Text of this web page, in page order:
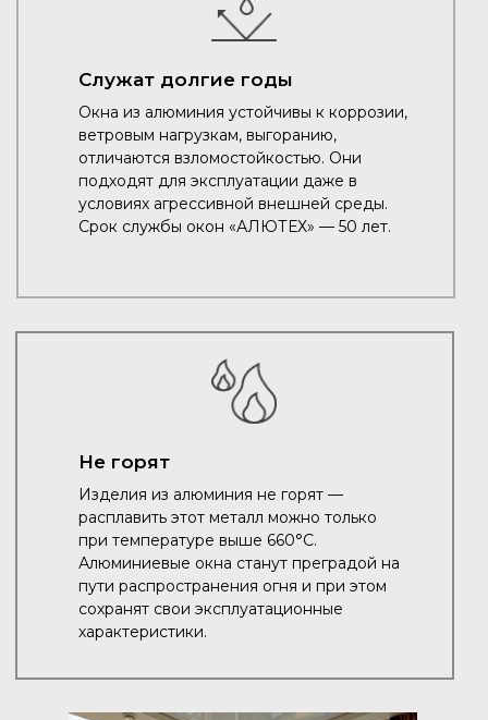
Служат долгие годы
Окна из алюминия устойчивы к коррозии,
ветровым нагрузкам, выгоранию,
отличаются взломостойкостью. Они
подходят для эксплуатации даже в
условиях агрессивной внешней среды.
Срок службы окон «АЛЮТЕХ» — 50 лет.
Не горят
Изделия из алюминия не горят —
расплавить этот металл можно только
при температуре выше 660°C.
Алюминиевые окна станут преградой на
пути распространения огня и при этом
сохранят свои эксплуатационные
характеристики.